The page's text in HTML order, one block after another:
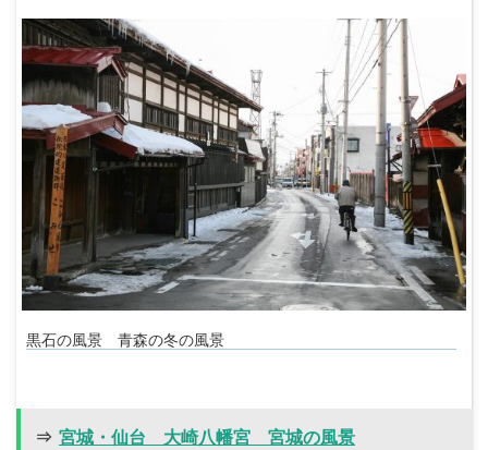
黒石の風景 青森の冬の風景
⇒ 宮城・仙台 大崎八幡宮 宮城の風景